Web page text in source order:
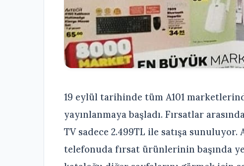
19 eylül tarihinde tüm A101
yayınlanmaya başladı. Fırsatlar
TV sadece 2.499TL ile satışa sunuluyor.
telefonuda fırsat ürünlerinin başında